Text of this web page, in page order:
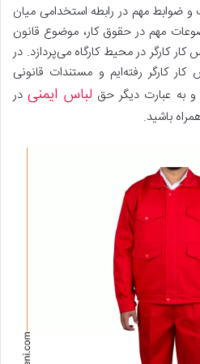
و ضوابط مهم در رابطه استخدامی میان
مهم در حقوق کار، موضوع قانون
کارگر در محیط کارگاه می‌پردازد. در
کارگر رفته‌ایم و مستندات قانونی
و به عبارت دیگر حق لباس ایمنیدر
باشید.